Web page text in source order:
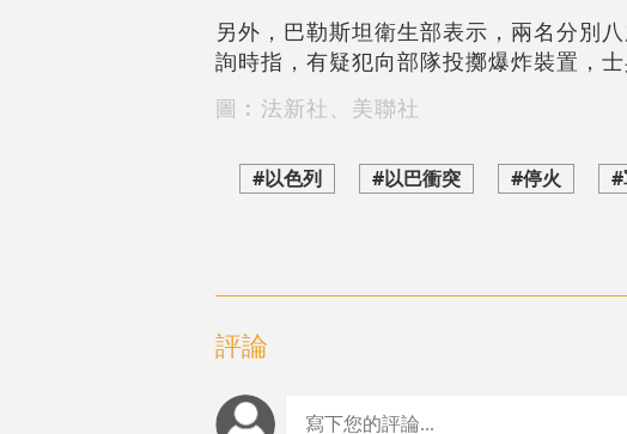
另外，巴勒斯坦衛生部表示，兩名分別
詢時指，有疑犯向部隊投擲爆炸裝置，
圖︰法新社、美聯社
#以色列 #以巴衝突 #停火 #
評論